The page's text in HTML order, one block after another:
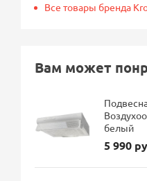
Все товары бренда
Вам может
белый
5 990